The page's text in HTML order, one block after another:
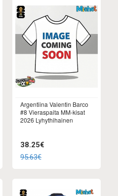
Argentiina Valentin Barco
#8 Vieraspaita MM-kisat
2026 Lyhythihainen
38.25€
95.63€